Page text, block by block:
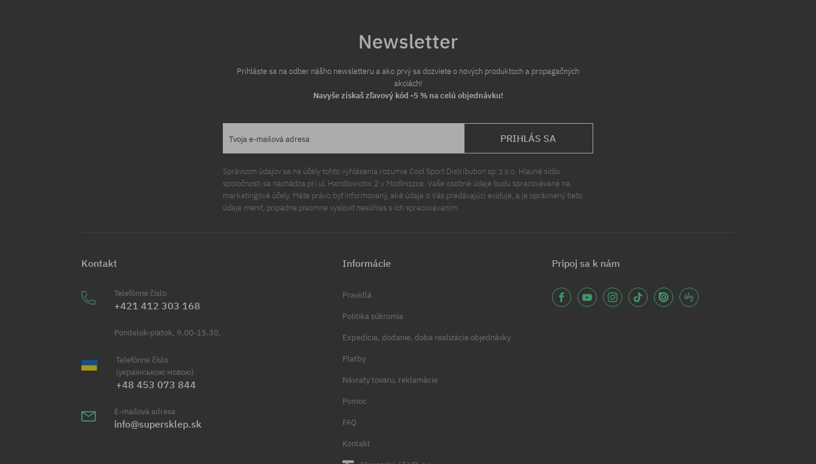
Newsletter
Prihláste sa na odber nášho newsletteru a ako prvý sa dozviete o nových produktoch a propagačných
akciách!
Navyše získaš zľavový kód -5 % na celú objednávku!
Tvoja e-mailová adresa PRIHLÁS SA
Správcom údajov sa na účely tohto vyhlásenia rozumie Cool Sport Distribution sp. z o.o. Hlavné sídlo
spoločnosti sa nachádza pri ul. Handlowców 2 v Modlniczce. Vaše osobné údaje budú spracovávané na
marketingové účely. Máte právo byť informovaný, aké údaje o Vás predávajúci eviduje, a je oprávnený tieto
údaje meniť, prípadne písomne vysloviť nesúhlas s ich spracovávaním.
Kontakt
Telefónne číslo
+421 412 303 168
Pondelok-piatok, 9.00-15.30.
Telefónne číslo
(українською мовою)
+48 453 073 844
E-mailová adresa
info@supersklep.sk
Informácie
Pravidlá
Politika súkromia
Expedícia, dodanie, doba realizácie objednávky
Platby
Návraty tovaru, reklamácie
Pomoc
FAQ
Kontakt
Pripoj sa k nám